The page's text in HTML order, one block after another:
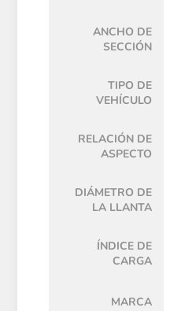
ANCHO DE
SECCIÓN
TIPO DE
VEHÍCULO
RELACIÓN DE
ASPECTO
DIÁMETRO DE
LA LLANTA
ÍNDICE DE
CARGA
MARCA